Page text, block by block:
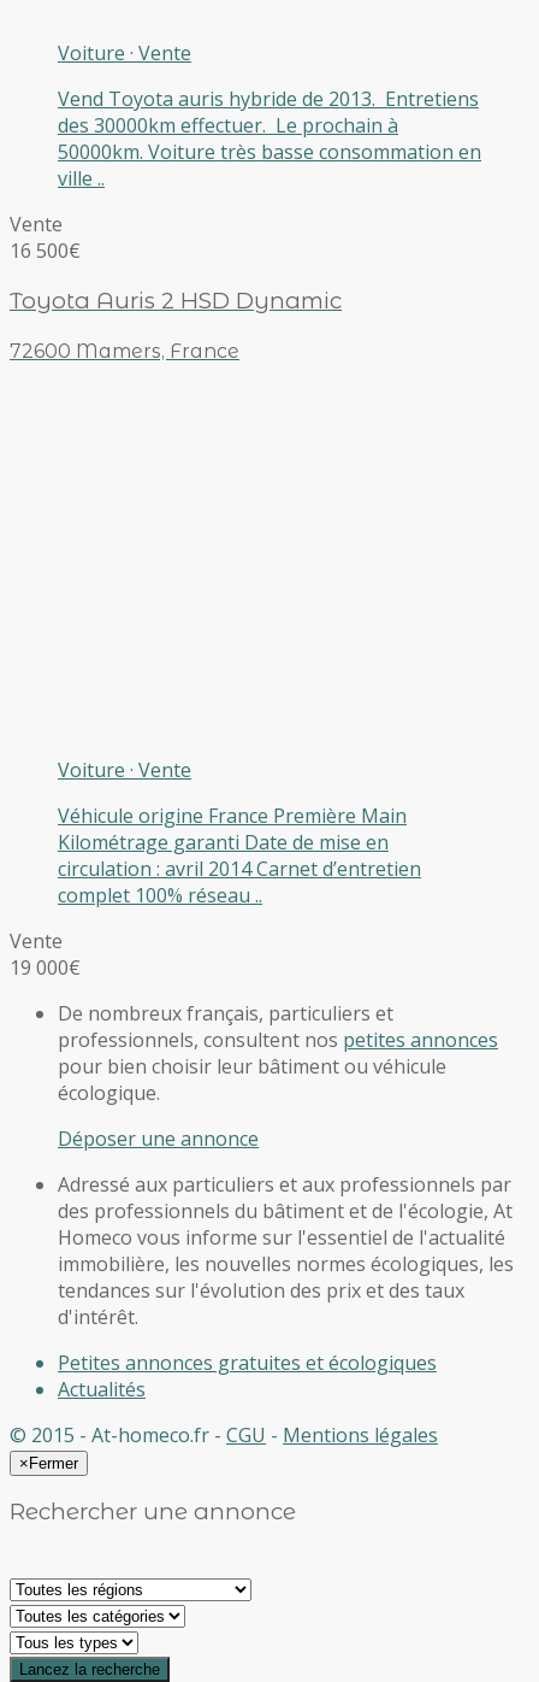
Voiture · Vente
Vend Toyota auris hybride de 2013. Entretiens
des 30000km effectuer. Le prochain à
50000km. Voiture très basse consommation en
ville ..
Vente
16 500€
Toyota Auris 2 HSD Dynamic
72600 Mamers, France
Voiture · Vente
Véhicule origine France Première Main
Kilométrage garanti Date de mise en
circulation : avril 2014 Carnet d’entretien
complet 100% réseau ..
Vente
19 000€
De nombreux français, particuliers et
professionnels, consultent nos petites annonces
pour bien choisir leur bâtiment ou véhicule
écologique.
Déposer une annonce
Adressé aux particuliers et aux professionnels par
des professionnels du bâtiment et de l'écologie, At
Homeco vous informe sur l'essentiel de l'actualité
immobilière, les nouvelles normes écologiques, les
tendances sur l'évolution des prix et des taux
d'intérêt.
Petites annonces gratuites et écologiques
Actualités
© 2015 - At-homeco.fr - CGU - Mentions légales
×Fermer
Rechercher une annonce